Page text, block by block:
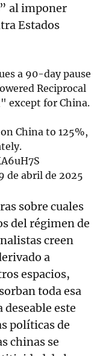
al imponer
Estados
a 90-day pause
Reciprocal
except for China.
China to 125%,
de abril de 2025
sobre cuales
del régimen de
creen
a
espacios,
toda esa
este
políticas de
chinas se